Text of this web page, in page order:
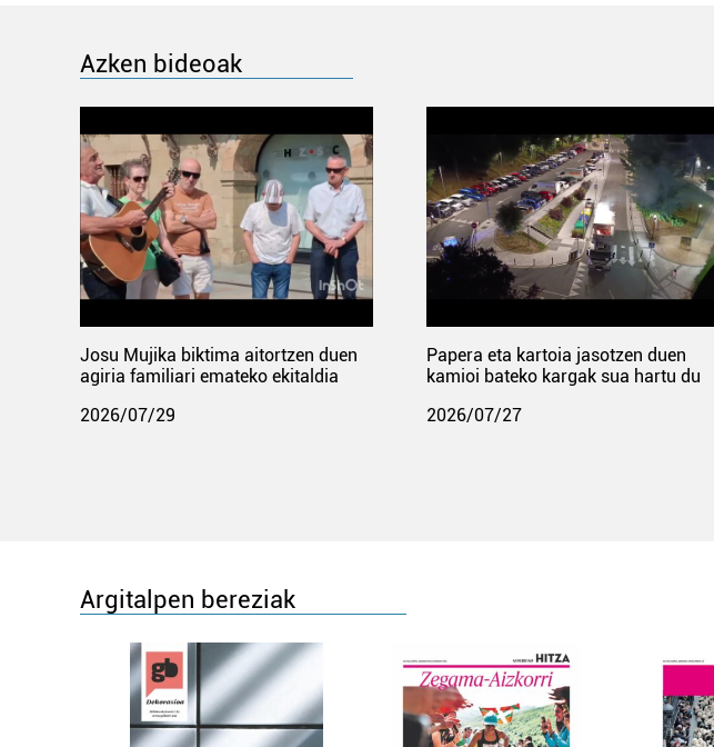
Azken bideoak
Josu Mujika biktima aitortzen duen
agiria familiari emateko ekitaldia
2026/07/29
Papera eta kartoia jasotzen duen
kamioi bateko kargak sua hartu du
2026/07/27
Argitalpen bereziak